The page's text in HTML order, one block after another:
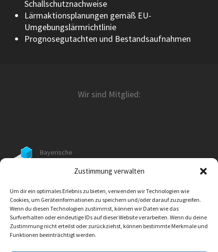
Zustimmung verwalten
Um dir ein optimales Erlebnis zu bieten, verwenden wir Technologien wie
Cookies, um Geräteinformationen zu speichern und/oder darauf zuzugreifen.
Wenn du diesen Technologien zustimmst, können wir Daten wie das
Surfverhalten oder eindeutige IDs auf dieser Website verarbeiten. Wenn du deine
Zustimmung nicht erteilst oder zurückziehst, können bestimmte Merkmale und
Funktionen beeinträchtigt werden.
Schallschutznachweise
Lärmaktionsplanungen gemäß EU-
Umgebungslärmrichtlinie
Prognosegutachten und Bestandsaufnahmen
Wir sind Mitglied:
Bayerische
Körperschaft des öffentlichen Rechts
Klare Konzepte.
Saubere Umwelt.